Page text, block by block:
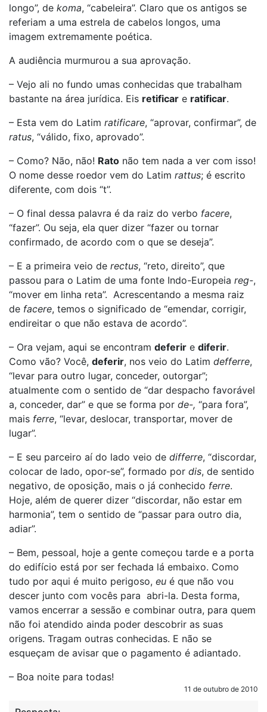
longo”, de koma, “cabeleira”. Claro que os antigos se
referiam a uma estrela de cabelos longos, uma
imagem extremamente poética.
A audiência murmurou a sua aprovação.
– Vejo ali no fundo umas conhecidas que trabalham
bastante na área jurídica. Eis retificar e ratificar.
– Esta vem do Latim ratificare, “aprovar, confirmar”, de
ratus, “válido, fixo, aprovado”.
– Como? Não, não! Rato não tem nada a ver com isso!
O nome desse roedor vem do Latim rattus; é escrito
diferente, com dois “t”.
– O final dessa palavra é da raiz do verbo facere,
“fazer”. Ou seja, ela quer dizer “fazer ou tornar
confirmado, de acordo com o que se deseja”.
– E a primeira veio de rectus, “reto, direito”, que
passou para o Latim de uma fonte Indo-Europeia reg-,
“mover em linha reta”. Acrescentando a mesma raiz
de facere, temos o significado de “emendar, corrigir,
endireitar o que não estava de acordo”.
– Ora vejam, aqui se encontram deferir e diferir.
Como vão? Você, deferir, nos veio do Latim defferre,
“levar para outro lugar, conceder, outorgar”;
atualmente com o sentido de “dar despacho favorável
a, conceder, dar” e que se forma por de-, “para fora”,
mais ferre, “levar, deslocar, transportar, mover de
lugar”.
– E seu parceiro aí do lado veio de differre, “discordar,
colocar de lado, opor-se”, formado por dis, de sentido
negativo, de oposição, mais o já conhecido ferre.
Hoje, além de querer dizer “discordar, não estar em
harmonia”, tem o sentido de “passar para outro dia,
adiar”.
– Bem, pessoal, hoje a gente começou tarde e a porta
do edifício está por ser fechada lá embaixo. Como
tudo por aqui é muito perigoso, eu é que não vou
descer junto com vocês para abri-la. Desta forma,
vamos encerrar a sessão e combinar outra, para quem
não foi atendido ainda poder descobrir as suas
origens. Tragam outras conhecidas. E não se
esqueçam de avisar que o pagamento é adiantado.
– Boa noite para todas!
11 de outubro de 2010